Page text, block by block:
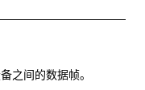
之间的数据帧。